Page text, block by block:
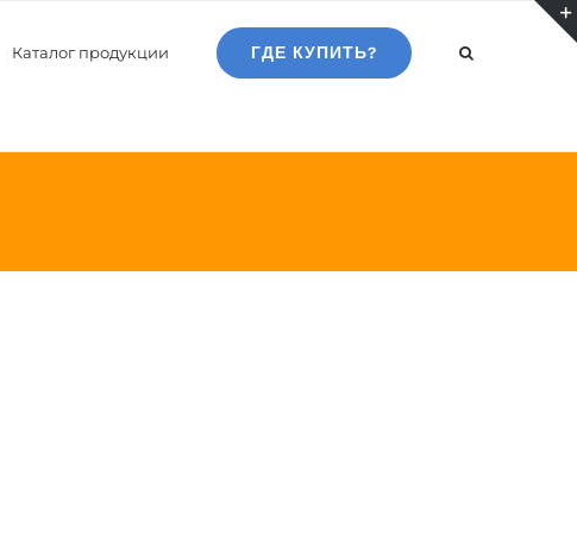
Каталог продукции ГДЕ КУПИТЬ?